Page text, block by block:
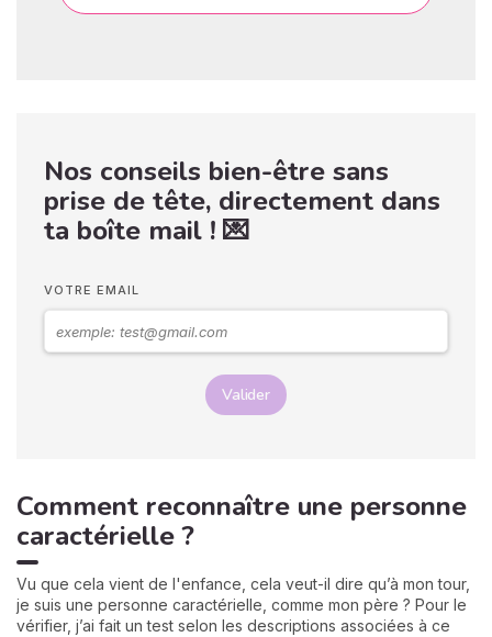
Nos conseils bien-être sans
prise de tête, directement dans
ta boîte mail ! 💌
VOTRE EMAIL
Valider
Comment reconnaître une personne
caractérielle ?
Vu que cela vient de l'enfance, cela veut-il dire qu’à mon tour,
je suis une personne caractérielle, comme mon père ? Pour le
vérifier, j’ai fait un test selon les descriptions associées à ce